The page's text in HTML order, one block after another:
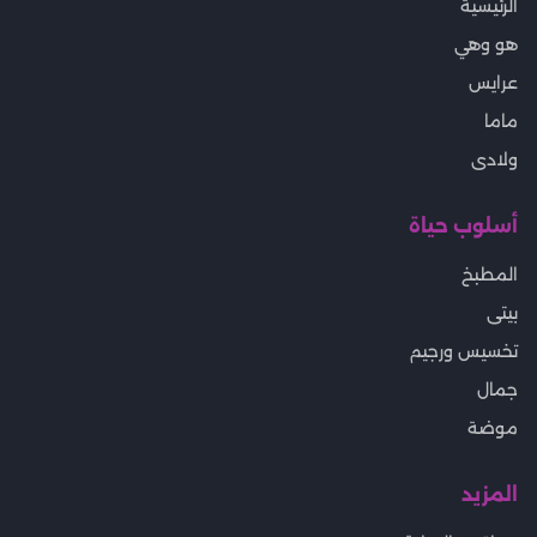
الرئيسية
هو وهي
عرايس
ماما
ولادى
أسلوب حياة
المطبخ
بيتى
تخسيس ورجيم
جمال
موضة
المزيد